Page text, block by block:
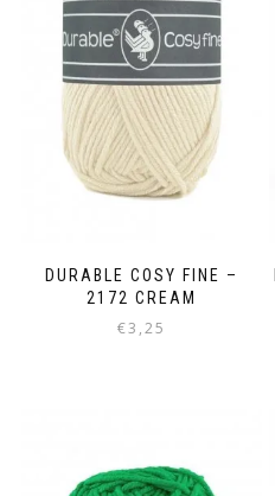
DURABLE COSY FINE –
2172 CREAM
€3,25